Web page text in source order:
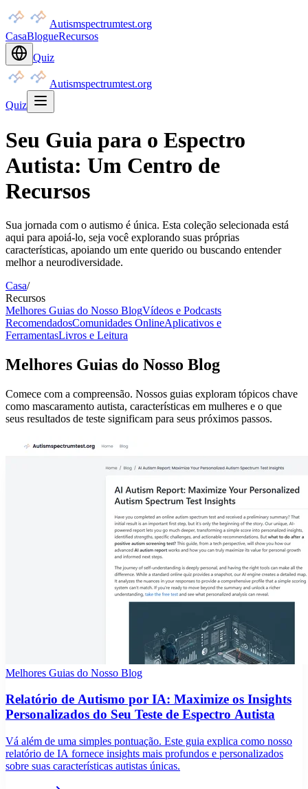
Autismspectrumtest.org
CasaBlogueRecursos
Quiz
Autismspectrumtest.org
Quiz
Seu Guia para o Espectro
Autista: Um Centro de
Recursos
Sua jornada com o autismo é única. Esta coleção selecionada está
aqui para apoiá-lo, seja você explorando suas próprias
características, apoiando um ente querido ou buscando entender
melhor a neurodiversidade.
Casa/
Recursos
Melhores Guias do Nosso BlogVídeos e Podcasts
RecomendadosComunidades OnlineAplicativos e
FerramentasLivros e Leitura
Melhores Guias do Nosso Blog
Comece com a compreensão. Nossos guias exploram tópicos chave
como mascaramento autista, características em mulheres e o que
seus resultados de teste significam para seus próximos passos.
Melhores Guias do Nosso Blog
Relatório de Autismo por IA: Maximize os Insights
Personalizados do Seu Teste de Espectro Autista
Vá além de uma simples pontuação. Este guia explica como nosso
relatório de IA fornece insights mais profundos e personalizados
sobre suas características autistas únicas.